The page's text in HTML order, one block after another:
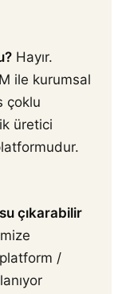
Hayır.
ile kurumsal
çoklu
üretici
çıkarabilir
/